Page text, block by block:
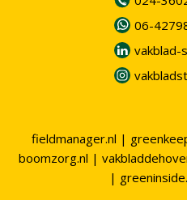
06-
vakblad-
fieldmanager.nl |
boomzorg.nl |
|